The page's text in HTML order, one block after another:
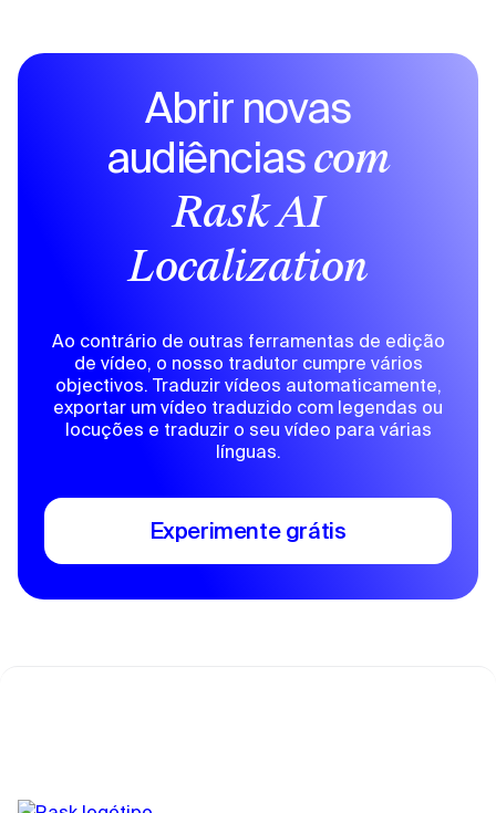
Abrir novas
audiências com
Rask AI
Localization
Ao contrário de outras ferramentas de edição
de vídeo, o nosso tradutor cumpre vários
objectivos. Traduzir vídeos automaticamente,
exportar um vídeo traduzido com legendas ou
locuções e traduzir o seu vídeo para várias
línguas.
Experimente grátis